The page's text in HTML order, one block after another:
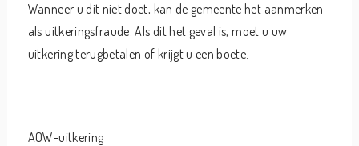
Wanneer u dit niet doet, kan de gemeente het aanmerken
als uitkeringsfraude. Als dit het geval is, moet u uw
uitkering terugbetalen of krijgt u een boete.
AOW-uitkering